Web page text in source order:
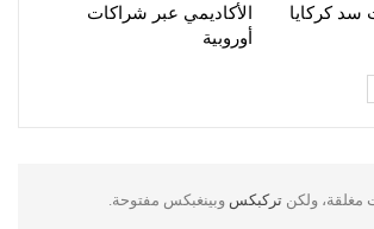
سد كركايا
الأكاديمي عبر شراكات
أوروبية
مغلقة، ولكن تركبكس وبينغبكس مفتوحة.